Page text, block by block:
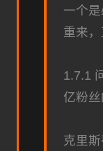
一个
重来，
1.7.1
亿粉
克里